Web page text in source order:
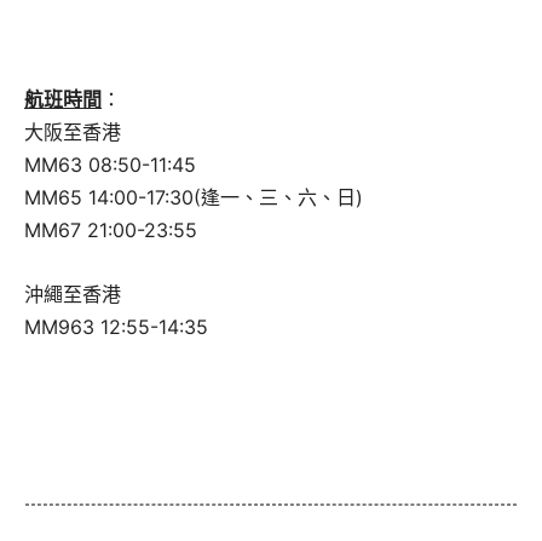
航班時間 ：
大阪至香港
MM63 08:50-11:45
MM65 14:00-17:30(逢一、三、六、日)
MM67 21:00-23:55
沖繩至香港
MM963 12:55-14:35